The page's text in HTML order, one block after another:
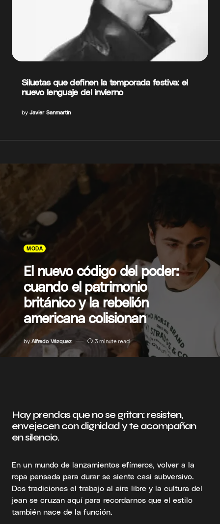
Siluetas que definen la temporada festiva: el
nuevo lenguaje del invierno
by Javier Sanmartín
MODA
El nuevo código del poder:
cuando el patrimonio
británico y la rebelión
americana colisionan
by Alfredo Vázquez 3 minute read
Hay prendas que no se gritan: resisten,
envejecen con dignidad y te acompañan
en silencio.
En un mundo de lanzamientos efímeros, volver a la
ropa pensada para durar se siente casi subversivo.
Dos tradiciones el trabajo al aire libre y la cultura del
jean se cruzan aquí para recordarnos que el estilo
también nace de la función.